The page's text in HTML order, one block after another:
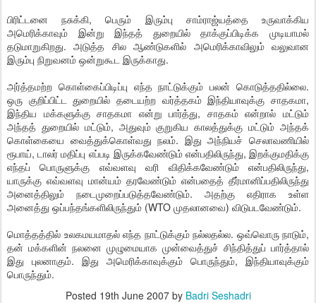
பிரிட்டனை நசுக்கி, பெரும் இரும்பு சாம்ராஜ்யத்தை உருவாக்கிய
அமெரிக்காவும் இன்று இந்தத் துறையில் தாக்குப்பிடிக்க முடியாமல்
தடுமாறுகிறது. அடுத்த சில ஆண்டுகளில் அமெரிக்காவிலும் வலுவான
இரும்பு நிறுவனம் ஒன்றுகூட இருக்காது.
அர்த்தமற்ற கொள்கைப்பிடிப்பு எந்த நாட்டுக்கும் பலன் கொடுத்ததில்லை.
ஒரு குறிப்பிட்ட துறையில் தடையற்ற வர்த்தகம் இந்தியாவுக்கு சாதகமா,
இந்திய மக்களுக்கு சாதகமா என்று பார்த்து, சாதகம் என்றால் மட்டும்
அந்தத் துறையில் மட்டும், அதுவும் குறுகிய காலத்துக்கு மட்டும் அந்தக்
கொள்கையை வைத்துக்கொள்வது நலம். இது அந்நியச் செலாவணியில்
ரூபாய், டாலர் மதிப்பு எப்படி இருக்கவேண்டும் என்பதிலிருந்து, இறக்குமதிக்கு
எந்தப் பொருளுக்கு எவ்வளவு வரி விதிக்கவேண்டும் என்பதிலிருந்து,
யாருக்கு எவ்வளவு மான்யம் தரவேண்டும் என்பதைத் தீர்மானிப்பதிலிருந்து
அனைத்திலும் நடைமுறைப்படுத்தவேண்டும். அதற்கு எதிராக உள்ள
அனைத்து ஒப்பந்தங்களிலிருந்தும் (WTO முதலானவை) விடுபடவேண்டும்.
மொத்தத்தில் உலகமயமாதல் எந்த நாட்டுக்கும் நல்லதல்ல. ஒவ்வொரு நாடும்,
தன் மக்களின் நலனை முழுமையாக முன்வைத்துச் சிந்தித்துப் பார்த்தால்
இது புலனாகும். இது அமெரிக்காவுக்கும் பொருந்தும், இந்தியாவுக்கும்
பொருந்தும்.
Posted 19th June 2007by Badri Seshadri